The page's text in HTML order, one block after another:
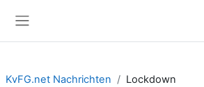
KvFG.net Nachrichten Lockdown